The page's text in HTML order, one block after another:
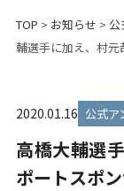
TOP > お知らせ > 公
輔選手に加え、村
2020.01.16 公式ア
高橋大輔選
ポートスポ